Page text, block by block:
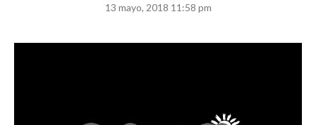
13 mayo, 2018 11:58 pm